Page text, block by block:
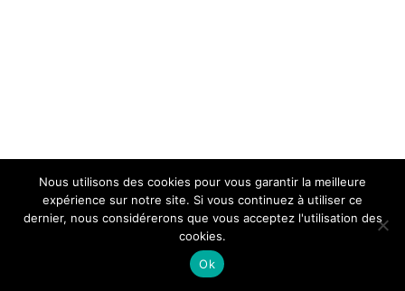
Nous utilisons des cookies pour vous garantir la meilleure
expérience sur notre site. Si vous continuez à utiliser ce
dernier, nous considérerons que vous acceptez l'utilisation des
cookies.
Ok